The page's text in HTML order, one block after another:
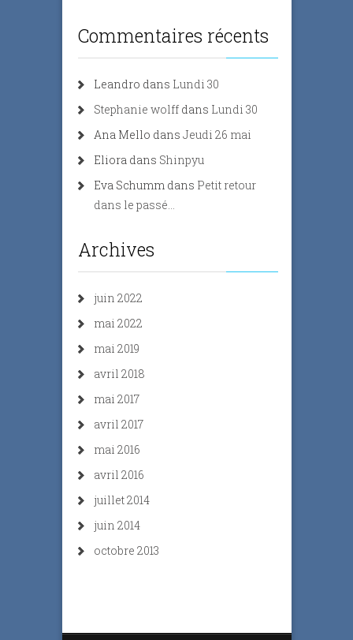
Commentaires récents
Leandro dans Lundi 30
Stephanie wolff dans Lundi 30
Ana Mello dans Jeudi 26 mai
Eliora dans Shinpyu
Eva Schumm dans Petit retour
dans le passé…
Archives
juin 2022
mai 2022
mai 2019
avril 2018
mai 2017
avril 2017
mai 2016
avril 2016
juillet 2014
juin 2014
octobre 2013